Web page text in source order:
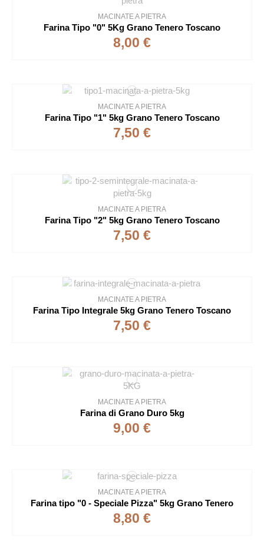
MACINATE A PIETRA
Farina Tipo "0" 5Kg Grano Tenero Toscano
8,00 €
MACINATE A PIETRA
Farina Tipo "1" 5kg Grano Tenero Toscano
7,50 €
MACINATE A PIETRA
Farina Tipo "2" 5kg Grano Tenero Toscano
7,50 €
MACINATE A PIETRA
Farina Tipo Integrale 5kg Grano Tenero Toscano
7,50 €
MACINATE A PIETRA
Farina di Grano Duro 5kg
9,00 €
MACINATE A PIETRA
Farina tipo "0 - Speciale Pizza" 5kg Grano Tenero
8,80 €